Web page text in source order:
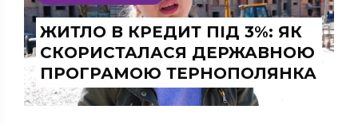
ЖИТЛО В КРЕДИТ ПІД 3%: ЯК
СКОРИСТАЛАСЯ ДЕРЖАВНОЮ
ПРОГРАМОЮ ТЕРНОПОЛЯНКА